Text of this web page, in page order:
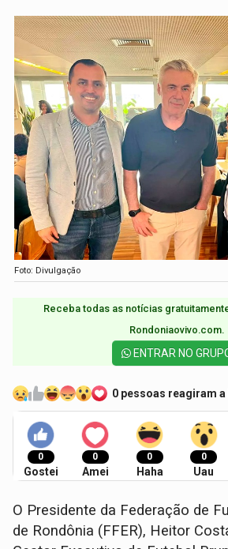
Foto: Divulgação
Receba todas as notícias
Rondoniaovivo.com.​
ENTRAR NO
0 pessoas reagiram
0
Gostei
0
Amei
0
Haha
0
Uau
O Presidente da Federação de
de Rondônia (FFER), Heitor